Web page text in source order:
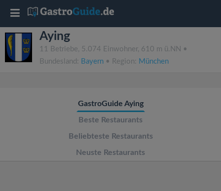
Aying
11 Betriebe, 5.074 Einwohner, 610 m ü.NN •
Bundesland: Bayern • Region: München
GastroGuide Aying
Beste Restaurants
Beliebteste Restaurants
Neuste Restaurants
T
o
g